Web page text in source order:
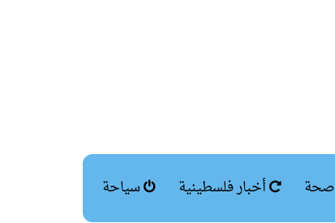
صحة أخبار فلسطينية سياحة